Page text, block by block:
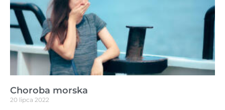
Choroba morska
20 lipca 2022